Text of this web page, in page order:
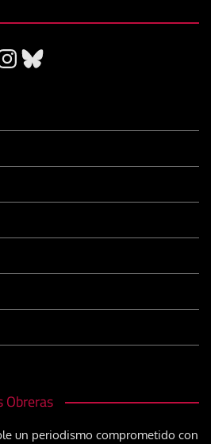
Bluesky
Obreras
un periodismo comprometido con